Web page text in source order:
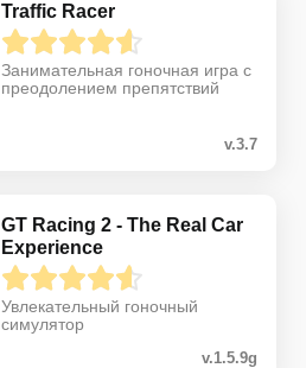
Traffic Racer
Занимательная гоночная игра с
преодолением препятствий
v.3.7
GT Racing 2 - The Real Car
Experience
Увлекательный гоночный
симулятор
v.1.5.9g